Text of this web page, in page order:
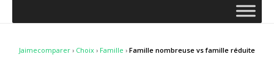
Jaimecomparer › Choix › Famille › Famille nombreuse vs famille réduite